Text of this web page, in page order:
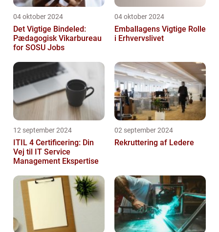
04 oktober 2024
Det Vigtige Bindeled:
Pædagogisk Vikarbureau
for SOSU Jobs
04 oktober 2024
Emballagens Vigtige Rolle
i Erhvervslivet
12 september 2024
ITIL 4 Certificering: Din
Vej til IT Service
Management Ekspertise
02 september 2024
Rekruttering af Ledere